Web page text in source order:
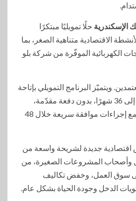
الإسكندرية حلًا تمويليًا مبتكرًا
الاقتصادية متناهية الصغر، بما
الكهربائية الموفّرة من شركة بلو
ويتميّز البرنامج التمويلي بإتاحة
فترات سداد مرنة تصل إلى 36 شهرًا، بدون دفعة مقدّمة،
وبأسعار عائد تنافسية، مع إجراءات موافقة سريعة خلال 48
اقتصادية جديدة لشريحة واسعة من
وأصحاب المشروعات الصغيرة، من
سوق العمل، وخفض تكاليف
الدخل وجودة الحياة بشكل عام.